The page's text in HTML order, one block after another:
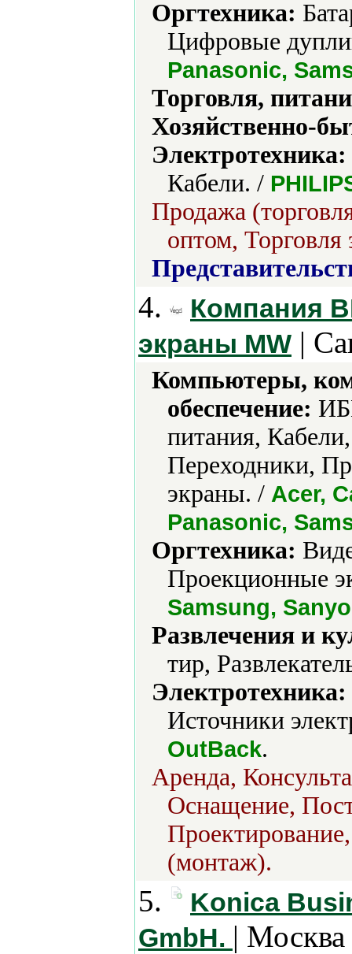
Оргтехника:
Цифровые
Panasonic,
Торговля,
Хозяйственно-
Электротехника:
Кабели. /
Продажа
оптом, Торговля
4.
Компания
экраны MW |
Компьютеры,
обеспечение:
питания,
Переходники,
экраны. / Acer,
Panasonic,
Оргтехника:
Проекционные
Samsung,
Развлечения и
тир,
Электротехника:
Источники
OutBack.
Аренда,
Оснащение,
(монтаж).
5.
Konica
GmbH. |